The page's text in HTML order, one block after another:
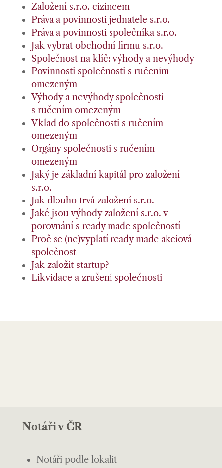
Založení s.r.o. cizincem
Práva a povinnosti jednatele s.r.o.
Práva a povinnosti společníka s.r.o.
Jak vybrat obchodní firmu s.r.o.
Společnost na klíč: výhody a nevýhody
Povinnosti společnosti s ručením
omezeným
Výhody a nevýhody společnosti
s ručením omezeným
Vklad do společnosti s ručením
omezeným
Orgány společnosti s ručením
omezeným
Jaký je základní kapitál pro založení
s.r.o.
Jak dlouho trvá založení s.r.o.
Jaké jsou výhody založení s.r.o. v
porovnání s ready made společností
Proč se (ne)vyplatí ready made akciová
společnost
Jak založit startup?
Likvidace a zrušení společnosti
Notáři v ČR
Notáři podle lokalit